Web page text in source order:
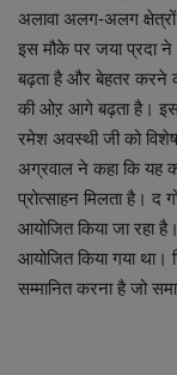
लाइफस्टाइल
Our Team
Contact us :
About us
Advertise with us
अलावा अलग-अलग
इस मौके पर जया प्रदा
बढ़ता है और बेहतर करने
की ओऱ आगे बढ़ता है। इस
रमेश अवस्थी जी को
अग्रवाल ने कहा कि यह
प्रोत्साहन मिलता है। द
आयोजित किया जा रहा है।
आयोजित किया गया
सम्मानित करना है जो